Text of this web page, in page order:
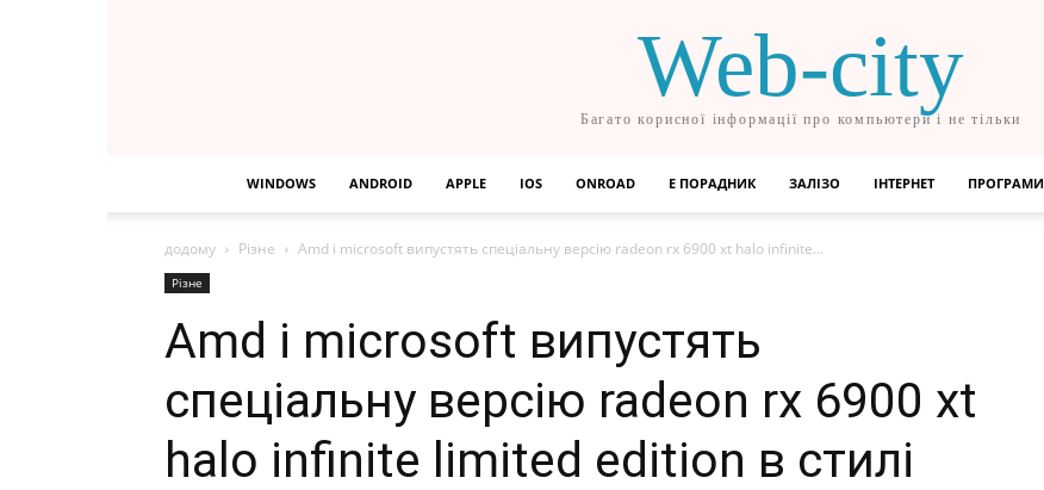
Web-city
Багато корисної інформації про компьютери і не тільки
WINDOWS ANDROID APPLE IOS ONROAD Е ПОРАДНИК ЗАЛІЗО ІНТЕРНЕТ ПРОГРАМИ
додому Різне Amd і microsoft випустять спеціальну версію radeon rx 6900 xt halo infinite...
Різне
Amd і microsoft випустять
спеціальну версію radeon rx 6900 xt
halo infinite limited edition в стилі